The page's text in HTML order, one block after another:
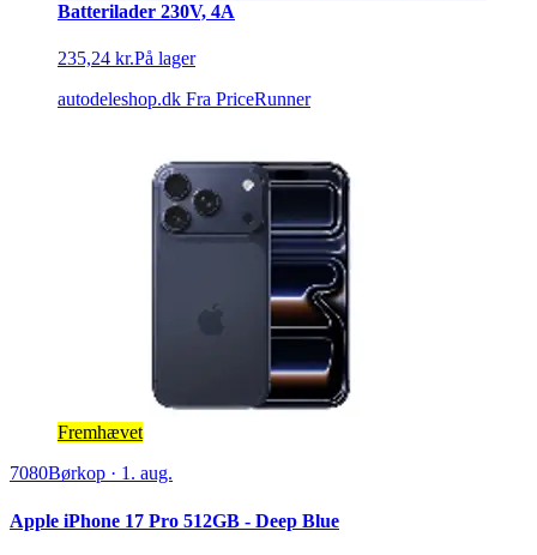
Batterilader 230V, 4A
235,24 kr.På lager
autodeleshop.dk Fra PriceRunner
Fremhævet
7080Børkop · 1. aug.
Apple iPhone 17 Pro 512GB - Deep Blue